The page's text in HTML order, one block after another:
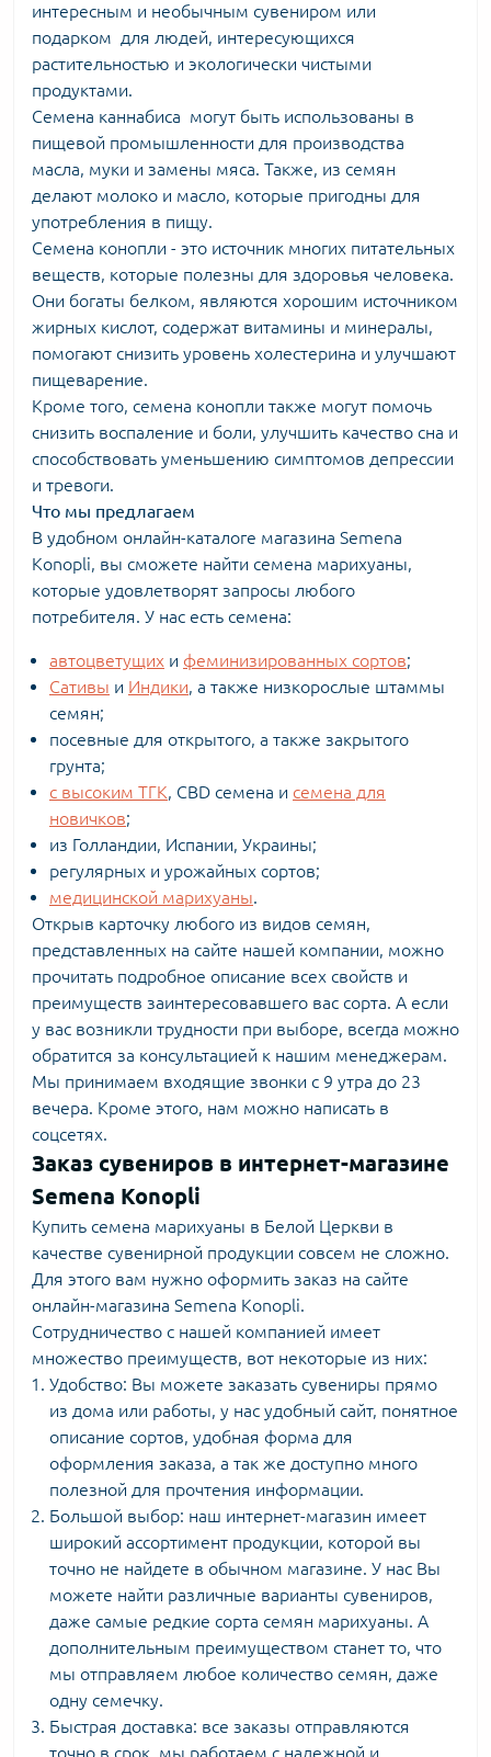
интересным и необычным сувениром или
подарком для людей, интересующихся
растительностью и экологически чистыми
продуктами.
Семена каннабиса могут быть использованы в
пищевой промышленности для производства
масла, муки и замены мяса. Также, из семян
делают молоко и масло, которые пригодны для
употребления в пищу.
Семена конопли - это источник многих питательных
веществ, которые полезны для здоровья человека.
Они богаты белком, являются хорошим источником
жирных кислот, содержат витамины и минералы,
помогают снизить уровень холестерина и улучшают
пищеварение.
Кроме того, семена конопли также могут помочь
снизить воспаление и боли, улучшить качество сна и
способствовать уменьшению симптомов депрессии
и тревоги.
Что мы предлагаем
В удобном онлайн-каталоге магазина Semena
Konopli, вы сможете найти семена марихуаны,
которые удовлетворят запросы любого
потребителя. У нас есть семена:
автоцветущих и феминизированных сортов;
Сативы и Индики, а также низкорослые штаммы
семян;
посевные для открытого, а также закрытого
грунта;
с высоким ТГК, CBD семена и семена для
новичков;
из Голландии, Испании, Украины;
регулярных и урожайных сортов;
медицинской марихуаны.
Открыв карточку любого из видов семян,
представленных на сайте нашей компании, можно
прочитать подробное описание всех свойств и
преимуществ заинтересовавшего вас сорта. А если
у вас возникли трудности при выборе, всегда можно
обратится за консультацией к нашим менеджерам.
Мы принимаем входящие звонки с 9 утра до 23
вечера. Кроме этого, нам можно написать в
соцсетях.
Заказ сувениров в интернет-магазине
Semena Konopli
Купить семена марихуаны в Белой Церкви в
качестве сувенирной продукции совсем не сложно.
Для этого вам нужно оформить заказ на сайте
онлайн-магазина Semena Konopli.
Сотрудничество с нашей компанией имеет
множество преимуществ, вот некоторые из них:
Удобство: Вы можете заказать сувениры прямо
из дома или работы, у нас удобный сайт, понятное
описание сортов, удобная форма для
оформления заказа, а так же доступно много
полезной для прочтения информации.
Большой выбор: наш интернет-магазин имеет
широкий ассортимент продукции, которой вы
точно не найдете в обычном магазине. У нас Вы
можете найти различные варианты сувениров,
даже самые редкие сорта семян марихуаны. А
дополнительным преимуществом станет то, что
мы отправляем любое количество семян, даже
одну семечку.
Быстрая доставка: все заказы отправляются
точно в срок, мы работаем с надежной и